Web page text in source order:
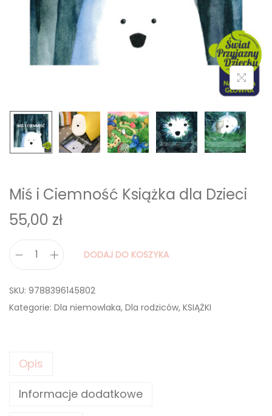
o
n
Miś i Ciemność Książka dla Dzieci
55,00 zł
o
ś
i
i
DODAJ DO KOSZYKA
SKU: 9788396145802
Kategorie: Dla niemowlaka, Dla rodziców, KSIĄŻKI
Opis
Informacje dodatkowe